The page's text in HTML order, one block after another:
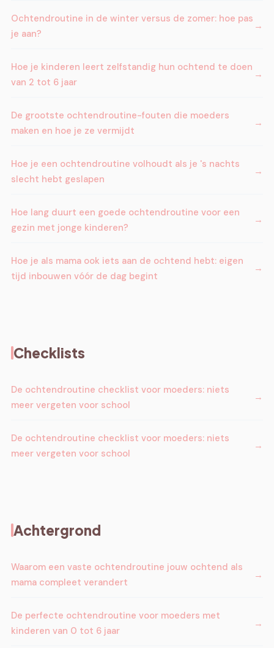
Ochtendroutine in de winter versus de zomer: hoe pas
je aan?
Hoe je kinderen leert zelfstandig hun ochtend te doen
van 2 tot 6 jaar
De grootste ochtendroutine-fouten die moeders
maken en hoe je ze vermijdt
Hoe je een ochtendroutine volhoudt als je 's nachts
slecht hebt geslapen
Hoe lang duurt een goede ochtendroutine voor een
gezin met jonge kinderen?
Hoe je als mama ook iets aan de ochtend hebt: eigen
tijd inbouwen vóór de dag begint
Checklists
De ochtendroutine checklist voor moeders: niets
meer vergeten voor school
De ochtendroutine checklist voor moeders: niets
meer vergeten voor school
Achtergrond
Waarom een vaste ochtendroutine jouw ochtend als
mama compleet verandert
De perfecte ochtendroutine voor moeders met
kinderen van 0 tot 6 jaar